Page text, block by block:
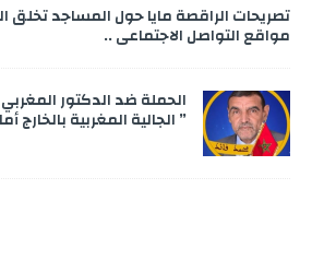
تصريحات الراقصة مايا حول المساجد تخلق
مواقع التواصل الاجتماعي ..
الحملة ضد الدكتور
” الجالية المغربية بالخارج